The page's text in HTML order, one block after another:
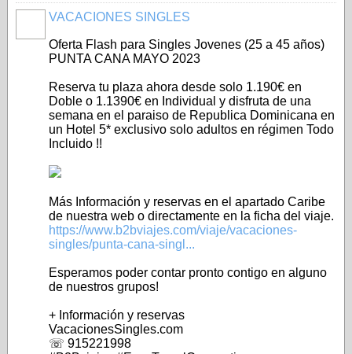
VACACIONES SINGLES
Oferta Flash para Singles Jovenes (25 a 45 años)
PUNTA CANA MAYO 2023
Reserva tu plaza ahora desde solo 1.190€ en
Doble o 1.1390€ en Individual y disfruta de una
semana en el paraiso de Republica Dominicana en
un Hotel 5* exclusivo solo adultos en régimen Todo
Incluido !!
Más Información y reservas en el apartado Caribe
de nuestra web o directamente en la ficha del viaje.
https://www.b2bviajes.com/viaje/vacaciones-
singles/punta-cana-singl...
Esperamos poder contar pronto contigo en alguno
de nuestros grupos!
+ Información y reservas
VacacionesSingles.com
☏ 915221998